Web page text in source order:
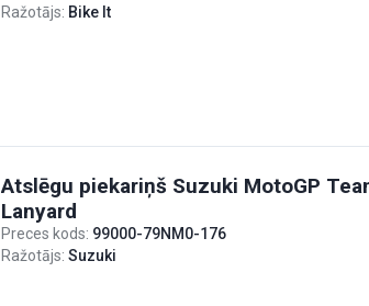
Ražotājs: Bike It
Atslēgu piekariņš Suzuki MotoGP
Lanyard
Preces kods: 99000-79NM0-176
Ražotājs: Suzuki